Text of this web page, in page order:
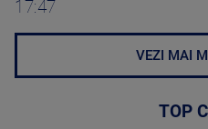
17:47
VEZI MAI
TOP